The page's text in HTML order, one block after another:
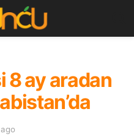
8 ay aradan
ago